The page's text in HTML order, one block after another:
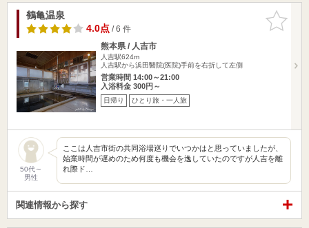
お気に入
りに追加
鶴亀温泉
4.0点/ 6 件
熊本県 / 人吉市
人吉駅624m
人吉駅から浜田醫院(医院)手前を右折して左側
営業時間 14:00～21:00
入浴料金 300円～
日帰り ひとり旅・一人旅
50代～
男性
ここは人吉市街の共同浴場巡りでいつかはと思っていましたが、
始業時間が遅めのため何度も機会を逸していたのですが人吉を離
れ際ド…
関連情報から探す